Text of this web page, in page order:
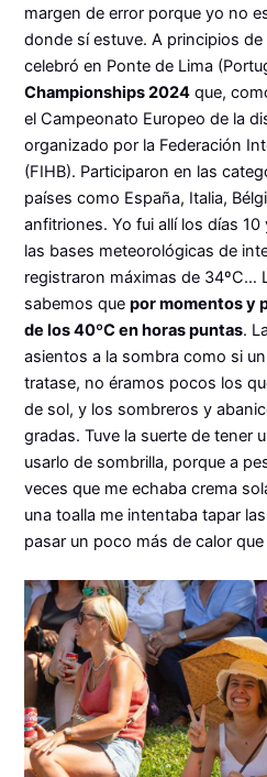
margen de error porque yo no
donde sí estuve. A principios
celebró en Ponte de Lima
Championships 2024 que,
el Campeonato Europeo de la
organizado por la Federación
(FIHB). Participaron en las
países como España, Italia,
anfitriones. Yo fui allí los días 10
las bases meteorológicas de
registraron máximas de 34ºC…
sabemos quepor momentos y
de los 40ºC en horas puntas.
asientos a la sombra como si
tratase, no éramos pocos los
de sol, y los sombreros y
gradas. Tuve la suerte de tener
usarlo de sombrilla, porque a
veces que me echaba crema
una toalla me intentaba tapar
pasar un poco más de calor